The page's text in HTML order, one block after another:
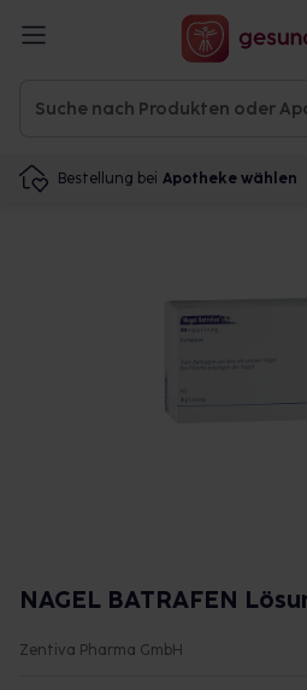
Bestellung bei Apotheke wählen
NAGEL BATRAFEN
Zentiva Pharma GmbH